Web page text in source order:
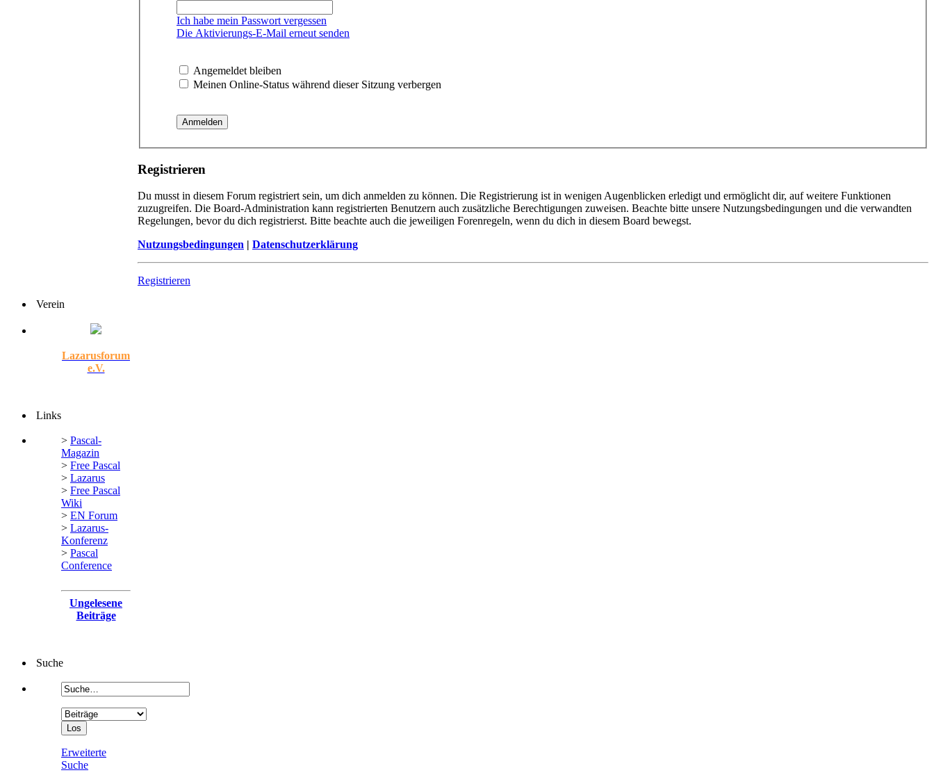
Ich habe mein Passwort vergessen
Die Aktivierungs-E-Mail erneut senden
Angemeldet bleiben
Meinen Online-Status während dieser Sitzung verbergen
Registrieren
Du musst in diesem Forum registriert sein, um dich anmelden zu können. Die Registrierung ist in wenigen Augenblicken erledigt und ermöglicht dir, auf weitere Funktionen
zuzugreifen. Die Board-Administration kann registrierten Benutzern auch zusätzliche Berechtigungen zuweisen. Beachte bitte unsere Nutzungsbedingungen und die verwandten
Regelungen, bevor du dich registrierst. Bitte beachte auch die jeweiligen Forenregeln, wenn du dich in diesem Board bewegst.
Nutzungsbedingungen | Datenschutzerklärung
Registrieren
Verein
Lazarusforum
e.V.
Links
> Pascal-
Magazin
> Free Pascal
> Lazarus
> Free Pascal
Wiki
> EN Forum
> Lazarus-
Konferenz
> Pascal
Conference
Ungelesene
Beiträge
Suche
Erweiterte
Suche